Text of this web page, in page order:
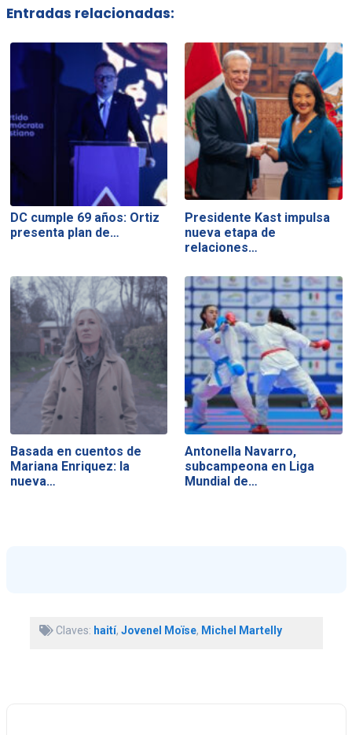
Entradas relacionadas:
DC cumple 69 años: Ortiz
presenta plan de…
Presidente Kast impulsa
nueva etapa de
relaciones…
Basada en cuentos de
Mariana Enriquez: la
nueva…
Antonella Navarro,
subcampeona en Liga
Mundial de…
Claves: haití, Jovenel Moïse, Michel Martelly